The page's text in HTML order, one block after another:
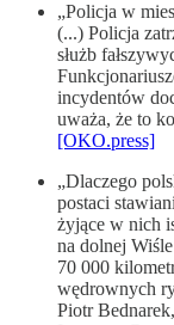
„Policja w
(...) Policja
służb
incydentów
uważa, że to
[OKO.press]
„Dlaczego
postaci
żyjące w nich
na dolnej
70 000
wędrownych
Piotr